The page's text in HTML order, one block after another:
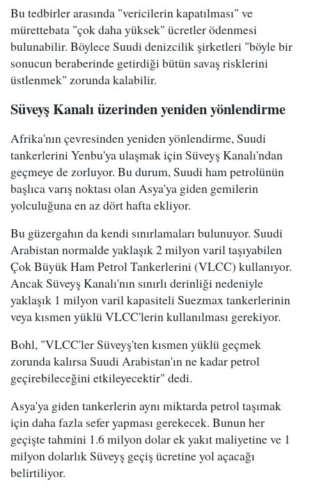
Bu tedbirler arasında "vericilerin kapatılması" ve
mürettebata "çok daha yüksek" ücretler ödenmesi
bulunabilir. Böylece Suudi denizcilik şirketleri "böyle bir
sonucun beraberinde getirdiği bütün savaş risklerini
üstlenmek" zorunda kalabilir.
Süveyş Kanalı üzerinden yeniden yönlendirme
Afrika'nın çevresinden yeniden yönlendirme, Suudi
tankerlerini Yenbu'ya ulaşmak için Süveyş Kanalı'ndan
geçmeye de zorluyor. Bu durum, Suudi ham petrolünün
başlıca varış noktası olan Asya'ya giden gemilerin
yolculuğuna en az dört hafta ekliyor.
Bu güzergahın da kendi sınırlamaları bulunuyor. Suudi
Arabistan normalde yaklaşık 2 milyon varil taşıyabilen
Çok Büyük Ham Petrol Tankerlerini (VLCC) kullanıyor.
Ancak Süveyş Kanalı'nın sınırlı derinliği nedeniyle
yaklaşık 1 milyon varil kapasiteli Suezmax tankerlerinin
veya kısmen yüklü VLCC'lerin kullanılması gerekiyor.
Bohl, "VLCC'ler Süveyş'ten kısmen yüklü geçmek
zorunda kalırsa Suudi Arabistan'ın ne kadar petrol
geçirebileceğini etkileyecektir" dedi.
Asya'ya giden tankerlerin aynı miktarda petrol taşımak
için daha fazla sefer yapması gerekecek. Bunun her
geçişte tahmini 1.6 milyon dolar ek yakıt maliyetine ve 1
milyon dolarlık Süveyş geçiş ücretine yol açacağı
belirtiliyor.